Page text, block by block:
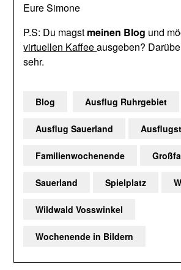
Eure Simone
P.S: Du magst meinen Blog und
virtuellen Kaffeeausgeben?
sehr.
Blog Ausflug Ruhrgebiet
Ausflug Sauerland
Familienwochenende
Sauerland Spielplatz
Wildwald Vosswinkel
Wochenende in Bildern